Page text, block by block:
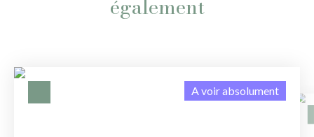
également
A voir absolument